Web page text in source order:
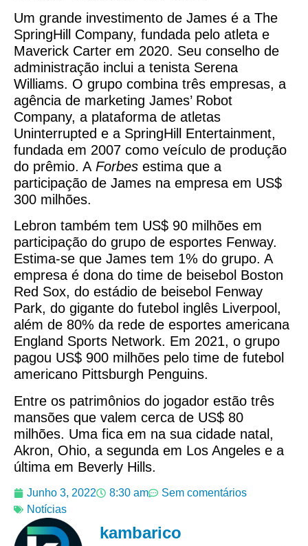
Um grande investimento de James é a The
SpringHill Company, fundada pelo atleta e
Maverick Carter em 2020. Seu conselho de
administração inclui a tenista Serena
Williams. O grupo combina três empresas, a
agência de marketing James’ Robot
Company, a plataforma de atletas
Uninterrupted e a SpringHill Entertainment,
fundada em 2007 como veículo de produção
do prêmio. A Forbes estima que a
participação de James na empresa em US$
300 milhões.
Lebron também tem US$ 90 milhões em
participação do grupo de esportes Fenway.
Estima-se que James tem 1% do grupo. A
empresa é dona do time de beisebol Boston
Red Sox, do estádio de beisebol Fenway
Park, do gigante do futebol inglês Liverpool,
além de 80% da rede de esportes americana
England Sports Network. Em 2021, o grupo
pagou US$ 900 milhões pelo time de futebol
americano Pittsburgh Penguins.
Entre os patrimônios do jogador estão três
mansões que valem cerca de US$ 80
milhões. Uma fica em na sua cidade natal,
Akron, Ohio, a segunda em Los Angeles e a
última em Beverly Hills.
Junho 3, 2022 8:30 am
Sem comentários
Notícias
kambarico